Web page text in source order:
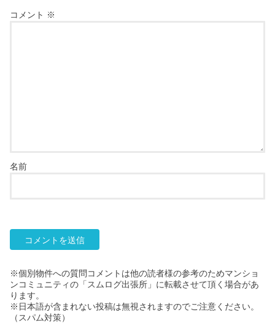
コメント ※
名前
※個別物件への質問コメントは他の読者様の参考のためマンショ
ンコミュニティの「スムログ出張所」に転載させて頂く場合があ
ります。
※日本語が含まれない投稿は無視されますのでご注意ください。
（スパム対策）